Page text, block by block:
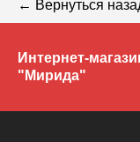
← Вернуться
Интернет-
"Мирида"